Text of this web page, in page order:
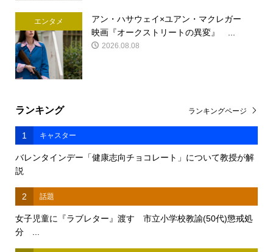
エンタメ
アン・ハサウェイ×ユアン・マクレガー
映画『オークストリートの異変』 ...
2026.08.08
ランキング
1 キャスター
バレンタインデー「健康志向チョコレート」について教授が解
説
2 話題
女子児童に『ラブレター』渡す 市立小学校教諭(50代)懲戒処
分 ...
ランキングページ